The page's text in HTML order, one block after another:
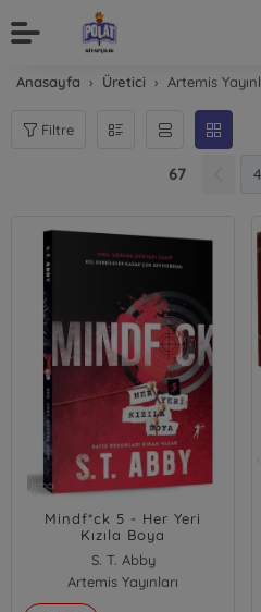
Anasayfa Üretici Artemis
Filtre
67
Mindf*ck 5 - Her Yeri
Kızıla Boya
S. T. Abby
Artemis Yayınları